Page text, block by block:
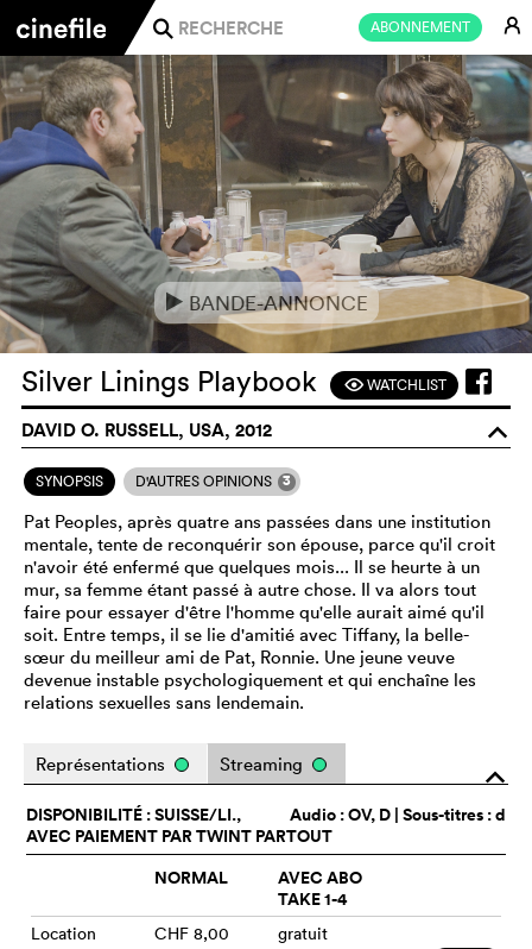
ABONNEMENT E
j
e BANDE-ANNONCE
Silver Linings Playbook FWATCHLIST
DAVID O. RUSSELL, USA, 2012 o
SYNOPSIS D'AUTRES OPINIONS 3
Pat Peoples, après quatre ans passées dans une institution
mentale, tente de reconquérir son épouse, parce qu'il croit
n'avoir été enfermé que quelques mois... Il se heurte à un
mur, sa femme étant passé à autre chose. Il va alors tout
faire pour essayer d'être l'homme qu'elle aurait aimé qu'il
soit. Entre temps, il se lie d'amitié avec Tiffany, la belle-
sœur du meilleur ami de Pat, Ronnie. Une jeune veuve
devenue instable psychologiquement et qui enchaîne les
relations sexuelles sans lendemain.
o
Représentations Streaming
Audio :OV, D | Sous-titres : d
DISPONIBILITÉ : SUISSE/LI.,
AVEC PAIEMENT PAR TWINT PARTOUT
NORMAL
AVEC ABO
TAKE 1-4
Location CHF 8,00 gratuit